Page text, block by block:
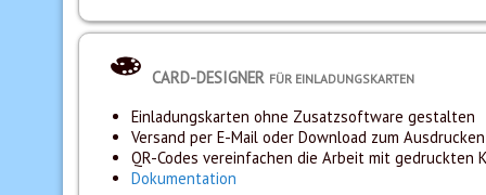
CARD-DESIGNER FÜR EINLADUNGSKARTEN
Einladungskarten ohne Zusatzsoftware gestalten
Versand per E-Mail oder Download zum Ausdrucken
QR-Codes vereinfachen die Arbeit mit gedruckten
Dokumentation